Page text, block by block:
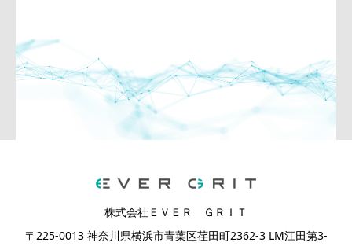
株式会社ＥＶＥＲ ＧＲＩＴ
〒225-0013 神奈川県横浜市青葉区荏田町2362-3 LM江田第3-